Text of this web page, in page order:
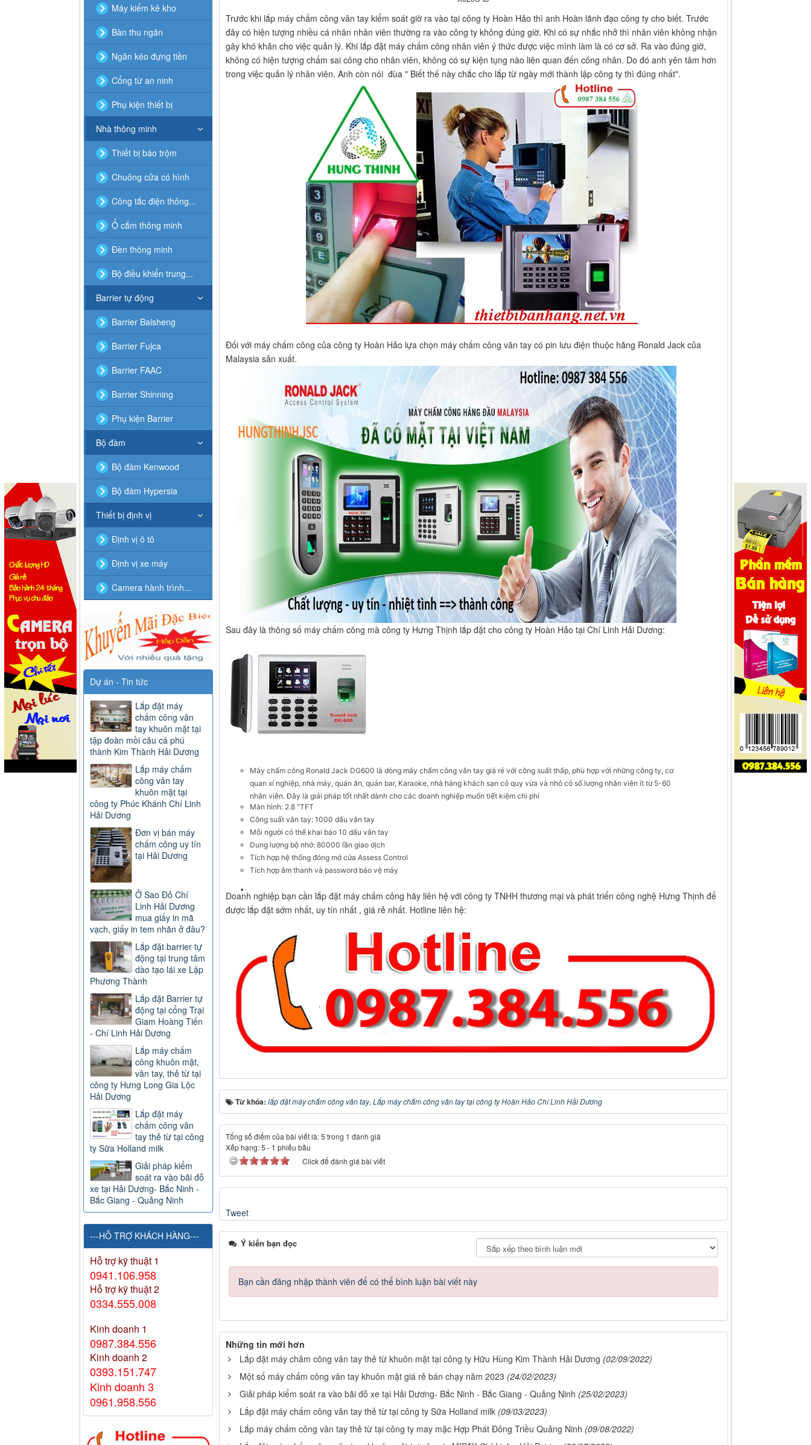
Trước khi lắp máy chấm công vân tay kiểm soát giờ ra vào tại công ty Hoàn Hảo thì anh Hoàn lãnh đạo công ty cho biết. Trước
đây có hiện tượng nhiều cá nhân nhân viên thường ra vào công ty không đúng giờ. Khi có sự nhắc nhở thì nhân viên không nhận
gây khó khăn cho việc quản lý. Khi lắp đặt máy chấm công nhân viên ý thức được việc mình làm là có cơ sở. Ra vào đúng giờ,
không có hiện tượng chấm sai công cho nhân viên, không có sự kiện tụng nào liên quan đến công nhân. Do đó anh yên tâm hơn
trong việc quản lý nhân viên. Anh còn nói đùa " Biết thế này chắc cho lắp từ ngày mới thành lập công ty thì đúng nhất".
Đối với máy chấm công của công ty Hoàn Hảo lựa chọn máy chấm công vân tay có pin lưu điện thuộc hãng Ronald Jack của
Malaysia sản xuất.
Sau đây là thông số máy chấm công mà công ty Hưng Thịnh lắp đặt cho công ty Hoàn Hảo tại Chí Linh Hải Dương:
Máy chấm công Ronald Jack DG600 là dòng máy chấm công vân tay giá rẻ với công suất thấp, phù hợp với những công ty, cơ
quan xí nghiệp, nhà máy, quán ăn, quán bar, Karaoke, nhà hàng khách sạn có quy vừa và nhỏ có số lượng nhân viên ít từ 5-60
nhân viên. Đây là giải pháp tốt nhất dành cho các doanh nghiệp muốn tiết kiệm chi phí
Màn hình: 2.8 "TFT
Công suất vân tay: 1000 dấu vân tay
Mỗi người có thể khai báo 10 dấu vân tay
Dung lượng bộ nhớ: 80000 lần giao dịch
Tích hợp hệ thống đóng mở cửa Assess Control
Tích hợp âm thanh và password bảo vệ máy
Doanh nghiệp bạn cần lắp đặt máy chấm công hãy liên hệ với công ty TNHH thương mại và phát triển công nghệ Hưng Thịnh để
được lắp đặt sớm nhất, uy tín nhất , giá rẻ nhất. Hotline liên hệ:
Từ khóa: lắp đặt máy chấm công vân tay, Lắp máy chấm công vân tay tại công ty Hoàn Hảo Chí Linh Hải Dương
Tổng số điểm của bài viết là: 5 trong 1 đánh giá
Xếp hạng:5 - 1 phiếu bầu
Click để đánh giá bài viết
Tweet
Ý kiến bạn đọc
Bạn cần đăng nhập thành viên để có thể bình luận bài viết này
Những tin mới hơn
Lắp đặt máy châm công vân tay thẻ từ khuôn mặt tại công ty Hữu Hùng Kim Thành Hải Dương (02/09/2022)
Một số máy chấm công vân tay khuôn mặt giá rẻ bán chạy năm 2023 (24/02/2023)
Giải pháp kiểm soát ra vào bãi đỗ xe tại Hải Dương- Bắc Ninh - Bắc Giang - Quảng Ninh (25/02/2023)
Lắp đặt máy chấm công vân tay thẻ từ tại công ty Sữa Holland milk (09/03/2023)
Lắp máy chấm công vân tay thẻ từ tại công ty may mặc Hợp Phát Đông Triều Quảng Ninh (09/08/2022)
Máy kiểm kê kho
Bàn thu ngân
Ngăn kéo đựng tiền
Cổng từ an ninh
Phụ kiện thiết bị
Nhà thông minh
Thiết bị báo trộm
Chuông cửa có hình
Công tắc điện thông...
Ổ cắm thông minh
Đèn thông minh
Bộ điều khiển trung...
Barrier tự động
Barrier Baisheng
Barrier Fujca
Barrier FAAC
Barrier Shinning
Phụ kiện Barrier
Bộ đàm
Bộ đàm Kenwood
Bộ đàm Hypersia
Thiết bị định vị
Định vị ô tô
Định vị xe máy
Camera hành trình...
Dự án - Tin tức
Lắp đặt máy
chấm công vân
tay khuôn mặt tại
tập đoàn mồi câu cá phú
thành Kim Thành Hải Dương
Lắp máy chấm
công vân tay
khuôn mặt tại
công ty Phúc Khánh Chí Linh
Hải Dương
Đơn vị bán máy
chấm công uy tín
tại Hải Dương
Ở Sao Đỏ Chí
Linh Hải Dương
mua giấy in mã
vạch, giấy in tem nhãn ở đâu?
Lắp đặt barrier tự
động tại trung tâm
dào tạo lái xe Lập
Phương Thành
Lắp đặt Barrier tự
động tại cổng Trại
Giam Hoàng Tiến
- Chí Linh Hải Dương
Lắp máy chấm
công khuôn mặt,
vân tay, thẻ từ tại
công ty Hưng Long Gia Lộc
Hải Dương
Lắp đặt máy
chấm công vân
tay thẻ từ tại công
ty Sữa Holland milk
Giải pháp kiểm
soát ra vào bãi đỗ
xe tại Hải Dương- Bắc Ninh -
Bắc Giang - Quảng Ninh
---HỖ TRỢ KHÁCH HÀNG---
Hỗ trợ kỹ thuật 1
0941.106.958
Hỗ trợ kỹ thuật 2
0334.555.008
Kinh doanh 1
0987.384.556
Kinh doanh 2
0393.151.747
Kinh doanh 3
0961.958.556